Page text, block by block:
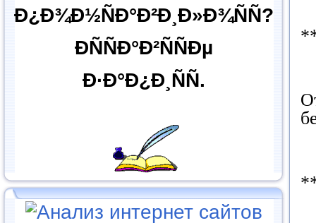
Ð¿Ð¾Ð½ÑÐ°Ð²Ð¸Ð»Ð¾ÑÑ?
ÐÑÑÐ°Ð²ÑÑÐµ
Ð·Ð°Ð¿Ð¸ÑÑ.